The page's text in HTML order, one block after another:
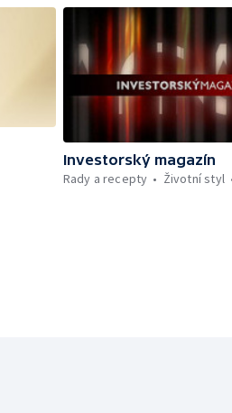
Investorský magazín
Rady a recepty
Životní styl